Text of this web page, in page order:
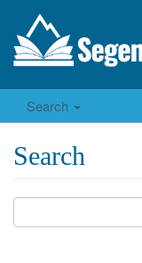
Search
Search